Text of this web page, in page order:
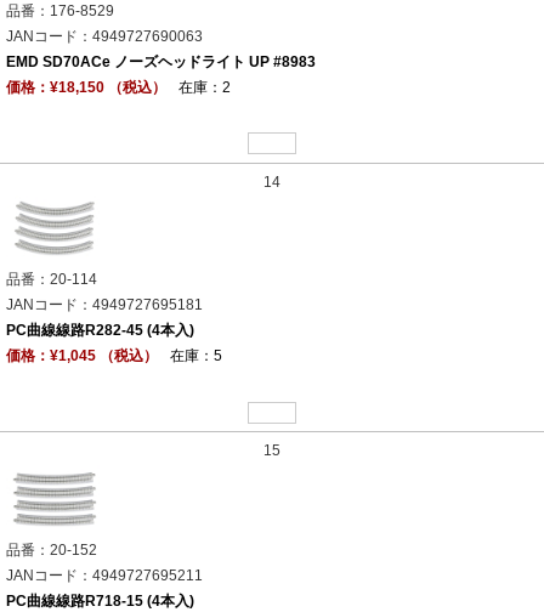
品番：176-8529
JANコード：4949727690063
EMD SD70ACe ノーズヘッドライト UP #8983
価格：¥18,150 （税込）
在庫：2
14
品番：20-114
JANコード：4949727695181
PC曲線線路R282-45 (4本入)
価格：¥1,045 （税込）
在庫：5
15
品番：20-152
JANコード：4949727695211
PC曲線線路R718-15 (4本入)